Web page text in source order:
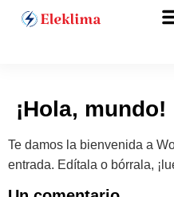
¡Hola, mundo!
Te damos la bienvenida a
entrada. Edítala o bórrala,